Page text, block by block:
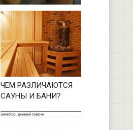
ЧЕМ РАЗЛИЧАЮТСЯ
САУНЫ И БАНИ?